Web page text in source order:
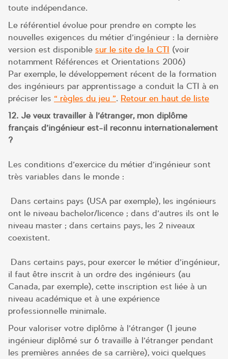
toute indépendance.
Le référentiel évolue pour prendre en compte les
nouvelles exigences du métier d’ingénieur : la dernière
version est disponible sur le site de la CTI (voir
notamment Références et Orientations 2006)
Par exemple, le développement récent de la formation
des ingénieurs par apprentissage a conduit la CTI à en
préciser les « règles du jeu ». Retour en haut de liste
12. Je veux travailler à l’étranger, mon diplôme
français d’ingénieur est-il reconnu internationalement
?
Les conditions d’exercice du métier d’ingénieur sont
très variables dans le monde :
Dans certains pays (USA par exemple), les ingénieurs
ont le niveau bachelor/licence ; dans d’autres ils ont le
niveau master ; dans certains pays, les 2 niveaux
coexistent.
Dans certains pays, pour exercer le métier d’ingénieur,
il faut être inscrit à un ordre des ingénieurs (au
Canada, par exemple), cette inscription est liée à un
niveau académique et à une expérience
professionnelle minimale.
Pour valoriser votre diplôme à l’étranger (1 jeune
ingénieur diplômé sur 6 travaille à l’étranger pendant
les premières années de sa carrière), voici quelques